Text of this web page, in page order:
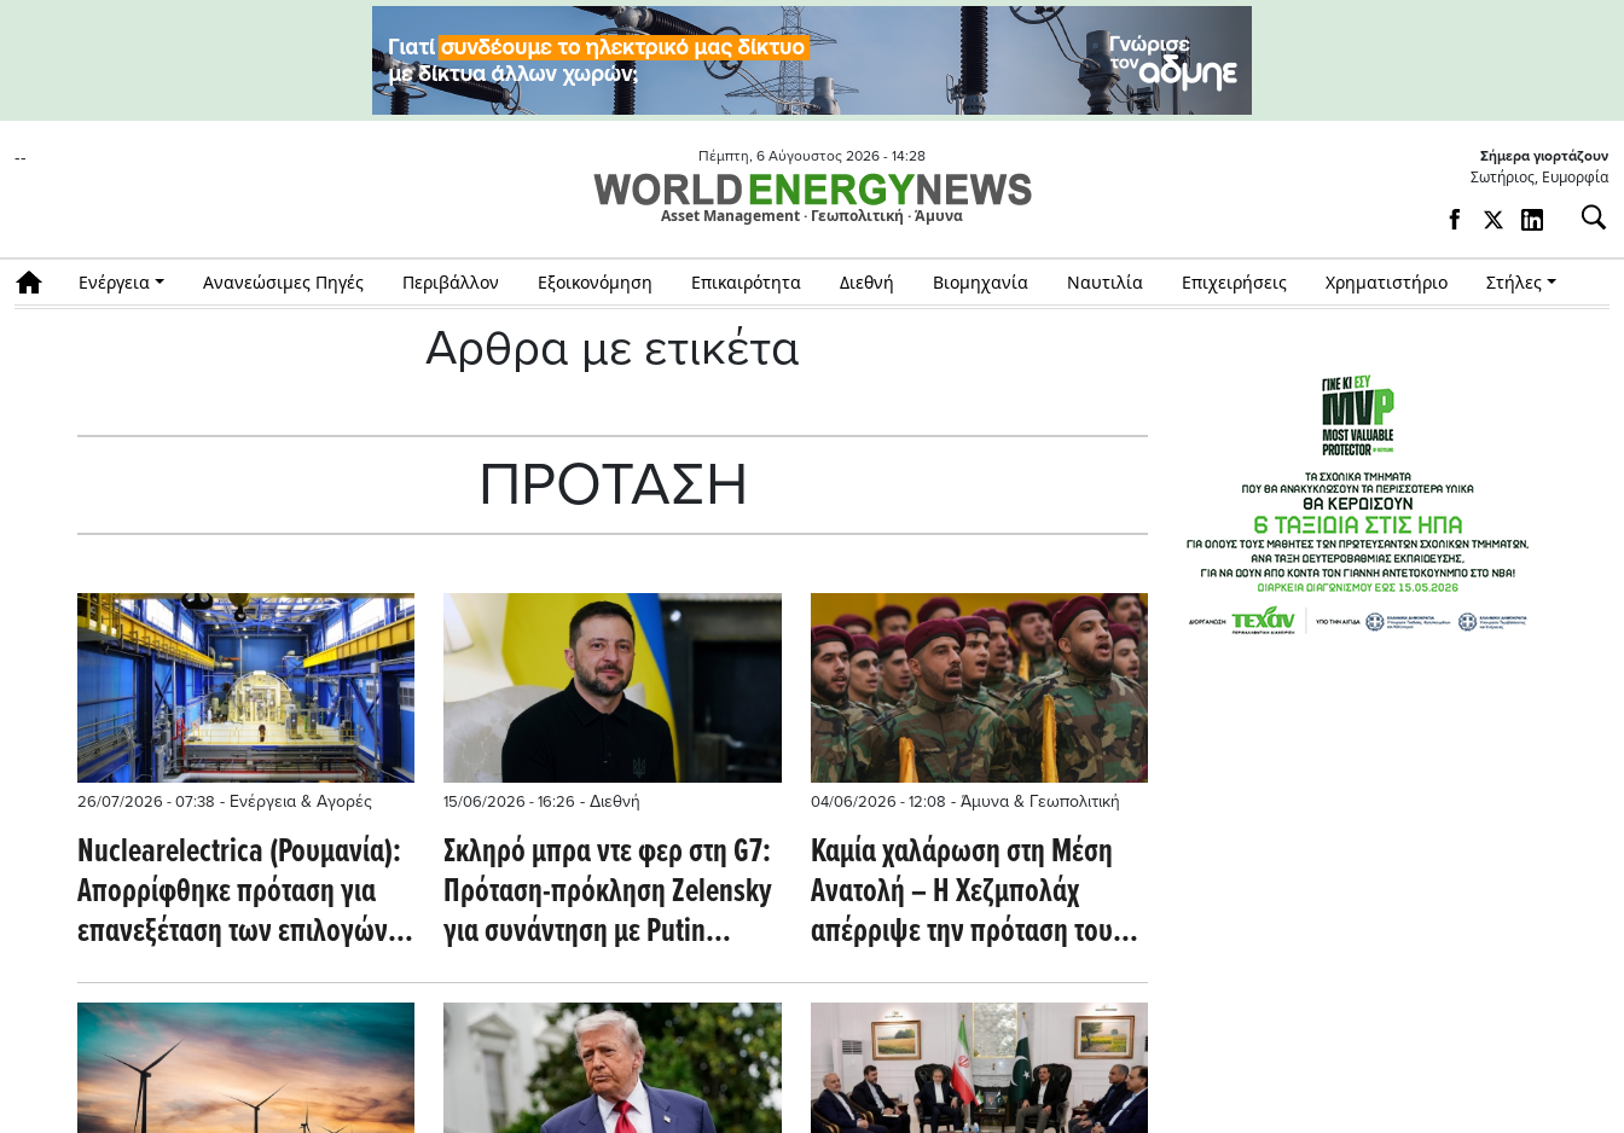
-- Πέμπτη, 6 Αύγουστος 2026 - 14:28
Asset Management · Γεωπολιτική · Άμυνα
Σήμερα γιορτάζουν
Σωτήριος, Ευμορφία
Ενέργεια Ανανεώσιμες Πηγές Περιβάλλον Εξοικονόμηση Επικαιρότητα Διεθνή Βιομηχανία Ναυτιλία Επιχειρήσεις Χρηματιστήριο Στήλες
Αρθρα με ετικέτα
ΠΡΟΤΑΣΗ
26/07/2026 - 07:38 - Ενέργεια & Αγορές
Nuclearelectrica (Ρουμανία):
Απορρίφθηκε πρόταση για
επανεξέταση των επιλογών
στους μικρούς αρθρωτούς
αντιδραστήρες
15/06/2026 - 16:26 - Διεθνή
Σκληρό μπρα ντε φερ στη G7:
Πρόταση-πρόκληση Zelensky
για συνάντηση με Putin
παρουσία Trump και Macron
04/06/2026 - 12:08 - Άμυνα & Γεωπολιτική
Καμία χαλάρωση στη Μέση
Ανατολή – Η Χεζμπολάχ
απέρριψε την πρόταση του
Ισραήλ για εκεχειρία